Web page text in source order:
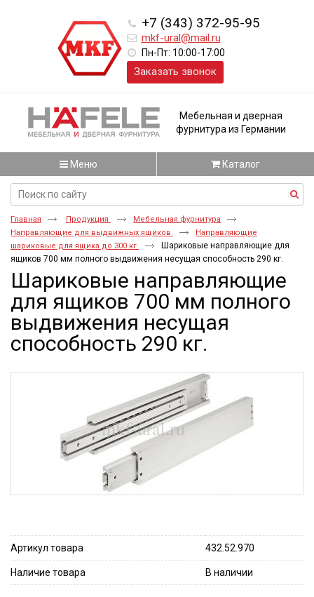
+7 (343) 372-95-95
mkf-ural@mail.ru
Пн-Пт: 10:00-17:00
Заказать звонок
Мебельная и дверная
фурнитура из Германии
Меню Каталог
Главная Продукция
Мебельная фурнитура
Направляющие для выдвижных ящиков
Направляющие
шариковые для ящика до 300 кг
Шариковые направляющие для
ящиков 700 мм полного выдвижения несущая способность 290 кг.
Шариковые направляющие
для ящиков 700 мм полного
выдвижения несущая
способность 290 кг.
Артикул товара 432.52.970
Наличие товара В наличии